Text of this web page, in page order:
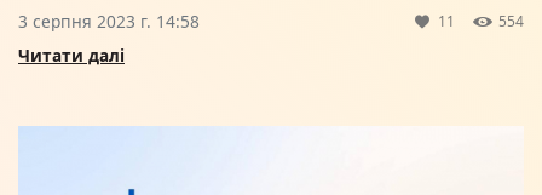
3 серпня 2023 г. 14:58 11 554
Читати далі